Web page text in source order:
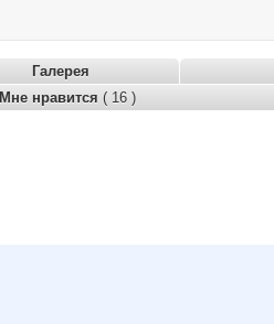
Галерея
Мне нравится ( 16 )